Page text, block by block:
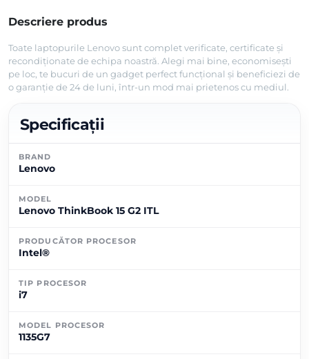
Descriere produs
Toate laptopurile Lenovo sunt complet verificate, certificate și
recondiționate de echipa noastră. Alegi mai bine, economisești
pe loc, te bucuri de un gadget perfect funcțional și beneficiezi de
o garanție de 24 de luni, într-un mod mai prietenos cu mediul.
Specificații
BRAND
Lenovo
MODEL
Lenovo ThinkBook 15 G2 ITL
PRODUCĂTOR PROCESOR
Intel®
TIP PROCESOR
i7
MODEL PROCESOR
1135G7